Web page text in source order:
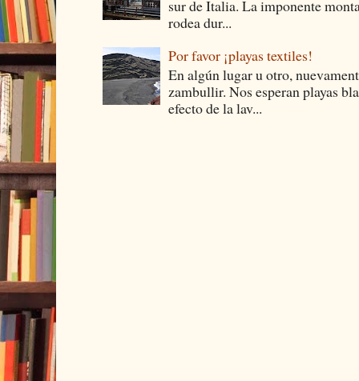
sur de Italia. La imponente
rodea dur...
Por favor ¡playas textiles!
En algún lugar u otro,
zambullir. Nos esperan playas
efecto de la lav...